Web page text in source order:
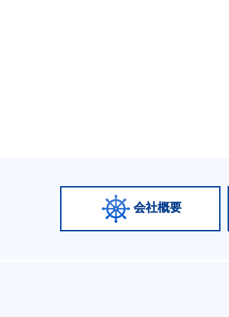
会社概要